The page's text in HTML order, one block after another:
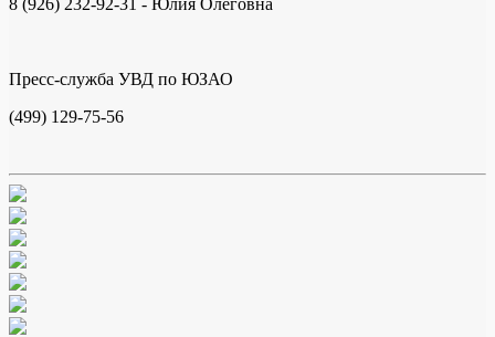
Пресс-служба УВД по ЮЗАО
(499) 129-75-56